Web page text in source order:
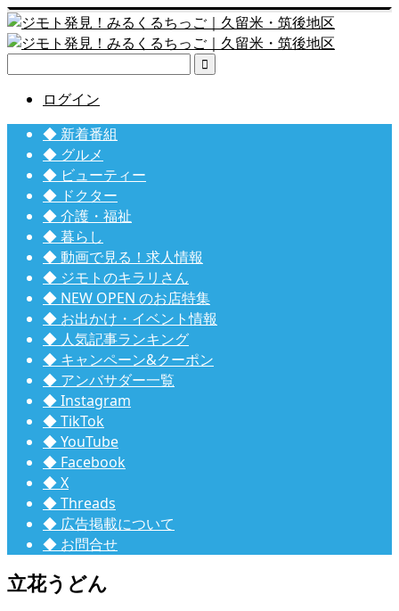

ログイン
◆ 新着番組
◆ グルメ
◆ ビューティー
◆ ドクター
◆ 介護・福祉
◆ 暮らし
◆ 動画で見る！求人情報
◆ ジモトのキラリさん
◆ NEW OPEN のお店特集
◆ お出かけ・イベント情報
◆ 人気記事ランキング
◆ キャンペーン&クーポン
◆ アンバサダー一覧
◆ Instagram
◆ TikTok
◆ YouTube
◆ Facebook
◆ X
◆ Threads
◆ 広告掲載について
◆ お問合せ
立花うどん